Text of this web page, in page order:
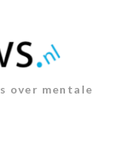
over mentale